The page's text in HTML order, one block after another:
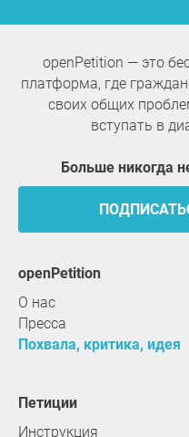
openPetition — это
платформа, где
своих общих
вступать в
Больше никогда
openPetition
О нас
Пресса
Похвала, критика, идея
Петиции
Инструкция